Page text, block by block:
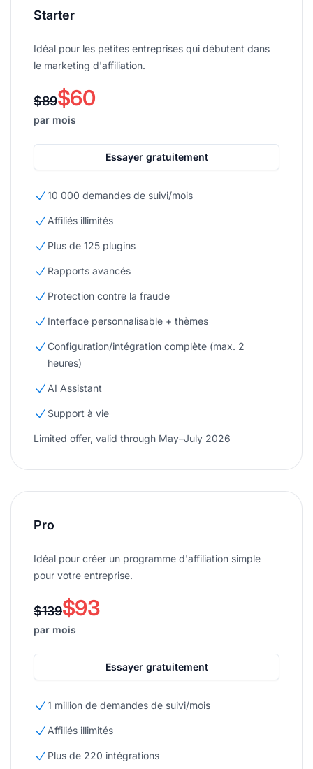
Starter
Idéal pour les petites entreprises qui débutent dans
le marketing d'affiliation.
$89$60
par mois
Essayer gratuitement
10 000 demandes de suivi/mois
Affiliés illimités
Plus de 125 plugins
Rapports avancés
Protection contre la fraude
Interface personnalisable + thèmes
Configuration/intégration complète (max. 2
heures)
AI Assistant
Support à vie
Limited offer, valid through May–July 2026
Pro
Idéal pour créer un programme d'affiliation simple
pour votre entreprise.
$139$93
par mois
Essayer gratuitement
1 million de demandes de suivi/mois
Affiliés illimités
Plus de 220 intégrations